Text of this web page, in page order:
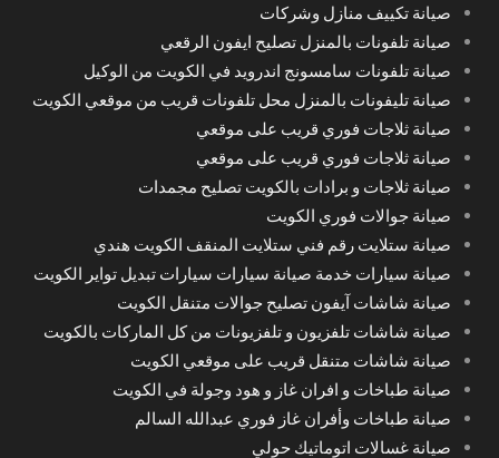
صيانة تكييف منازل وشركات
صيانة تلفونات بالمنزل تصليح ايفون الرقعي
صيانة تلفونات سامسونج اندرويد في الكويت من الوكيل
صيانة تليفونات بالمنزل محل تلفونات قريب من موقعي الكويت
صيانة ثلاجات فوري قريب على موقعي
صيانة ثلاجات فوري قريب على موقعي
صيانة ثلاجات و برادات بالكويت تصليح مجمدات
صيانة جوالات فوري الكويت
صيانة ستلايت رقم فني ستلايت المنقف الكويت هندي
صيانة سيارات خدمة صيانة سيارات سيارات تبديل تواير الكويت
صيانة شاشات آيفون تصليح جوالات متنقل الكويت
صيانة شاشات تلفزيون و تلفزيونات من كل الماركات بالكويت
صيانة شاشات متنقل قريب على موقعي الكويت
صيانة طباخات و افران غاز و هود وجولة في الكويت
صيانة طباخات وأفران غاز فوري عبدالله السالم
صيانة غسالات اتوماتيك حولي